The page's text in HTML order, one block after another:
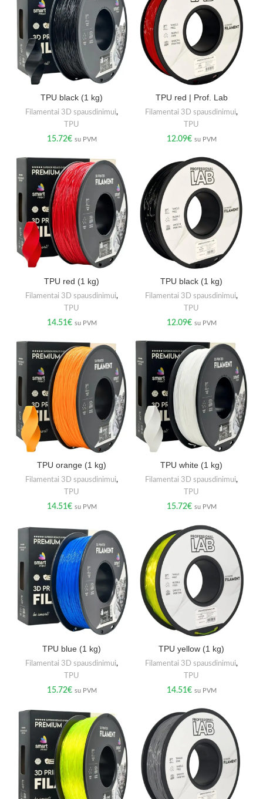
TPU black (1 kg)
Filamentai 3D spausdinimui,
TPU
15.72€ su PVM
TPU red | Prof. Lab
Filamentai 3D spausdinimui,
TPU
12.09€ su PVM
TPU red (1 kg)
Filamentai 3D spausdinimui,
TPU
14.51€ su PVM
TPU black (1 kg)
Filamentai 3D spausdinimui,
TPU
12.09€ su PVM
TPU orange (1 kg)
Filamentai 3D spausdinimui,
TPU
14.51€ su PVM
TPU white (1 kg)
Filamentai 3D spausdinimui,
TPU
15.72€ su PVM
TPU blue (1 kg)
Filamentai 3D spausdinimui,
TPU
15.72€ su PVM
TPU yellow (1 kg)
Filamentai 3D spausdinimui,
TPU
14.51€ su PVM